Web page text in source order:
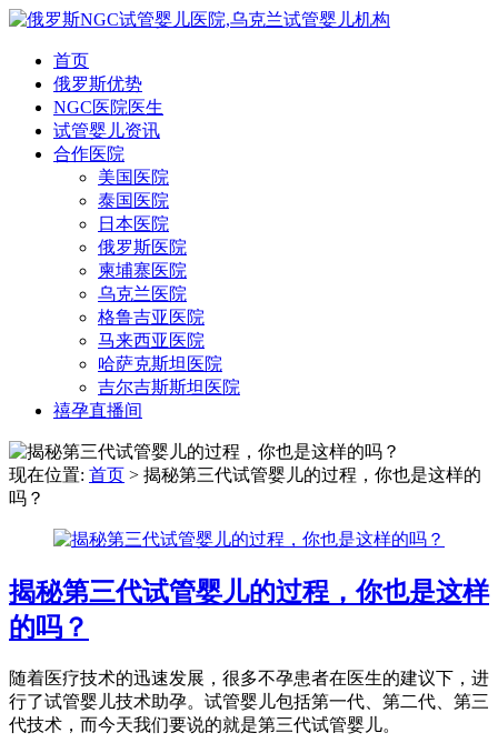
首页
俄罗斯优势
NGC医院医生
试管婴儿资讯
合作医院
美国医院
泰国医院
日本医院
俄罗斯医院
柬埔寨医院
乌克兰医院
格鲁吉亚医院
马来西亚医院
哈萨克斯坦医院
吉尔吉斯斯坦医院
禧孕直播间
现在位置: 首页 > 揭秘第三代试管婴儿的过程，你也是这样的
吗？
揭秘第三代试管婴儿的过程，你也是这样
的吗？
随着医疗技术的迅速发展，很多不孕患者在医生的建议下，进
行了试管婴儿技术助孕。试管婴儿包括第一代、第二代、第三
代技术，而今天我们要说的就是第三代试管婴儿。